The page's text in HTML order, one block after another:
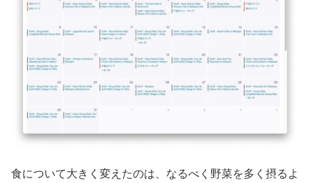
食について大きく変えたのは、なるべく野菜を多く摂るよ